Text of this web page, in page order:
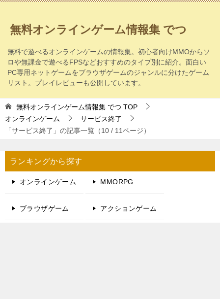
無料オンラインゲーム情報集 でつ
無料で遊べるオンラインゲームの情報集。初心者向けMMOからソ
ロや無課金で遊べるFPSなどおすすめのタイプ別に紹介。面白い
PC専用ネットゲームをブラウザゲームのジャンルに分けたゲーム
リスト。プレイレビューも公開しています。
無料オンラインゲーム情報集 でつ TOP
オンラインゲーム
サービス終了
「サービス終了」の記事一覧（10 / 11ページ）
ランキングから探す
オンラインゲーム MMORPG
ブラウザゲーム アクションゲーム